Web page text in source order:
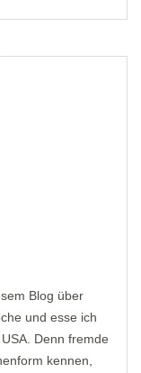
Blog über
und esse ich
Denn fremde
kennen,